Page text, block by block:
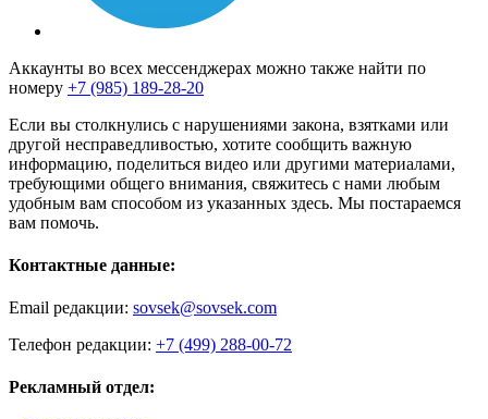
Аккаунты во всех мессенджерах можно также найти по
номеру +7 (985) 189-28-20
Если вы столкнулись с нарушениями закона, взятками или
другой несправедливостью, хотите сообщить важную
информацию, поделиться видео или другими материалами,
требующими общего внимания, свяжитесь с нами любым
удобным вам способом из указанных здесь. Мы постараемся
вам помочь.
Контактные данные:
Email редакции: sovsek@sovsek.com
Телефон редакции: +7 (499) 288-00-72
Рекламный отдел: